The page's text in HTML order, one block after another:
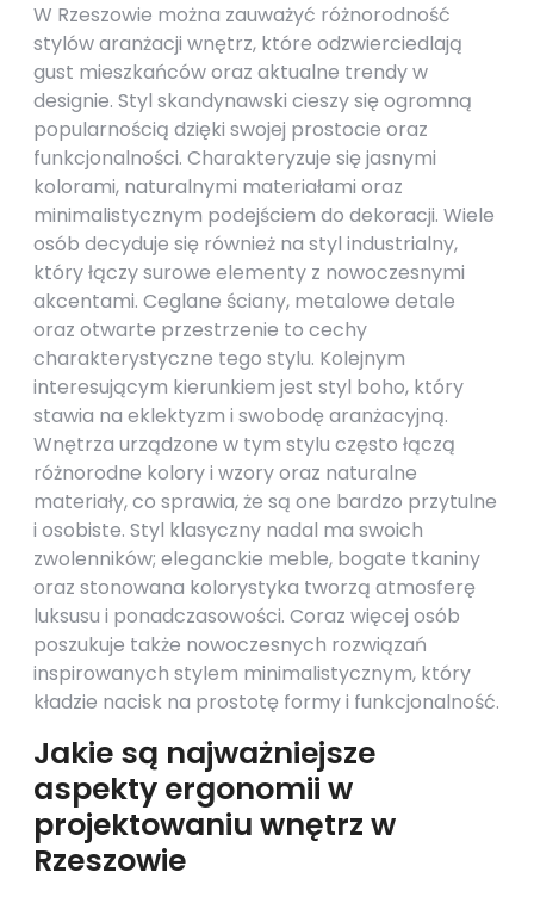
W Rzeszowie można zauważyć różnorodność
stylów aranżacji wnętrz, które odzwierciedlają
gust mieszkańców oraz aktualne trendy w
designie. Styl skandynawski cieszy się ogromną
popularnością dzięki swojej prostocie oraz
funkcjonalności. Charakteryzuje się jasnymi
kolorami, naturalnymi materiałami oraz
minimalistycznym podejściem do dekoracji. Wiele
osób decyduje się również na styl industrialny,
który łączy surowe elementy z nowoczesnymi
akcentami. Ceglane ściany, metalowe detale
oraz otwarte przestrzenie to cechy
charakterystyczne tego stylu. Kolejnym
interesującym kierunkiem jest styl boho, który
stawia na eklektyzm i swobodę aranżacyjną.
Wnętrza urządzone w tym stylu często łączą
różnorodne kolory i wzory oraz naturalne
materiały, co sprawia, że są one bardzo przytulne
i osobiste. Styl klasyczny nadal ma swoich
zwolenników; eleganckie meble, bogate tkaniny
oraz stonowana kolorystyka tworzą atmosferę
luksusu i ponadczasowości. Coraz więcej osób
poszukuje także nowoczesnych rozwiązań
inspirowanych stylem minimalistycznym, który
kładzie nacisk na prostotę formy i funkcjonalność.
Jakie są najważniejsze
aspekty ergonomii w
projektowaniu wnętrz w
Rzeszowie